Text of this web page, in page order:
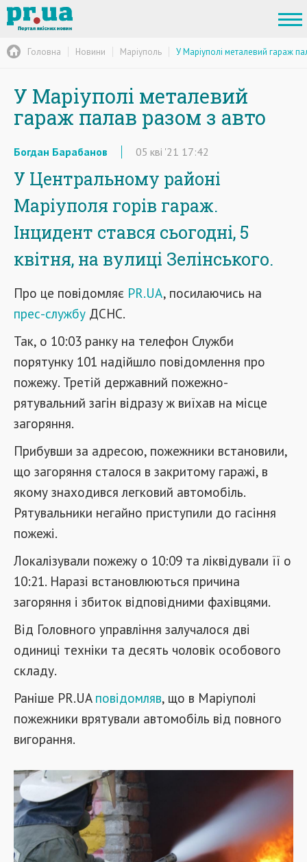
Головна Новини Маріуполь У Маріуполі металевий гараж
У Маріуполі металевий
гараж палав разом з авто
Богдан Барабанов 05 кві '21 17:42
У Центральному районі
Маріуполя горів гараж.
Інцидент стався сьогодні, 5
квітня, на вулиці Зелінського.
Про це повідомляє PR.UA, посилаючись на
прес-службу ДСНС.
Так, о 10:03 ранку на телефон Служби
порятунку 101 надійшло повідомлення про
пожежу. Третій державний пожежно-
рятувальний загін відразу ж виїхав на місце
загоряння.
Прибувши за адресою, пожежники встановили,
що загоряння сталося в закритому гаражі, в
якому знаходився легковий автомобіль.
Рятувальники негайно приступили до гасіння
пожежі.
Локалізували пожежу о 10:09 та ліквідували її о
10:21. Наразі встановлюються причина
загоряння і збиток відповідними фахівцями.
Від Головного управління залучалося дві
одиниці техніки та десять чоловік особового
складу.
Раніше PR.UA повідомляв, що в Маріуполі
пожежники врятували автомобіль від повного
вигорання.